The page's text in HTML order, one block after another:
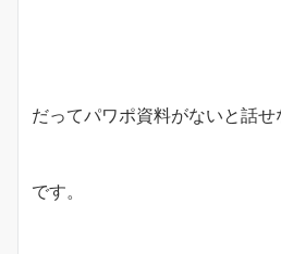
だってパワポ資料がないと話せ
です。